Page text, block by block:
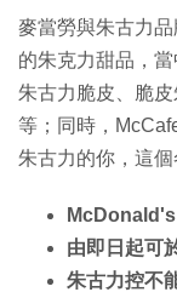
麥當勞與朱古力
的朱克力甜品，
朱古力脆皮、脆
等；同時，
朱古力的你，這個
由即日起可
朱古力控不